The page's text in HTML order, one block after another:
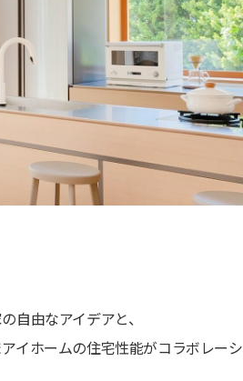
自由なアイデアと、
アイホームの住宅性能がコラボレー